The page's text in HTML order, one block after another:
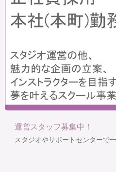
運営スタッフ募集中！
スタジオやサポートセンターで